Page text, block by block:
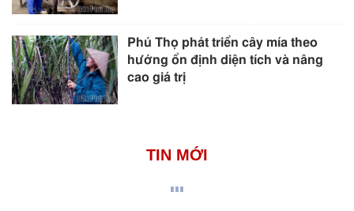
Phú Thọ phát triển cây mía theo
hướng ổn định diện tích và nâng
cao giá trị
TIN MỚI